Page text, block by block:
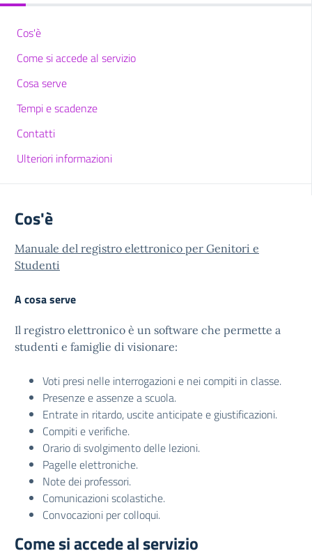
Cos'è
Come si accede al servizio
Cosa serve
Tempi e scadenze
Contatti
Ulteriori informazioni
Cos'è
Manuale del registro elettronico per Genitori e
Studenti
A cosa serve
Il registro elettronico è un software che permette a
studenti e famiglie di visionare:
Voti presi nelle interrogazioni e nei compiti in classe.
Presenze e assenze a scuola.
Entrate in ritardo, uscite anticipate e giustificazioni.
Compiti e verifiche.
Orario di svolgimento delle lezioni.
Pagelle elettroniche.
Note dei professori.
Comunicazioni scolastiche.
Convocazioni per colloqui.
Come si accede al servizio